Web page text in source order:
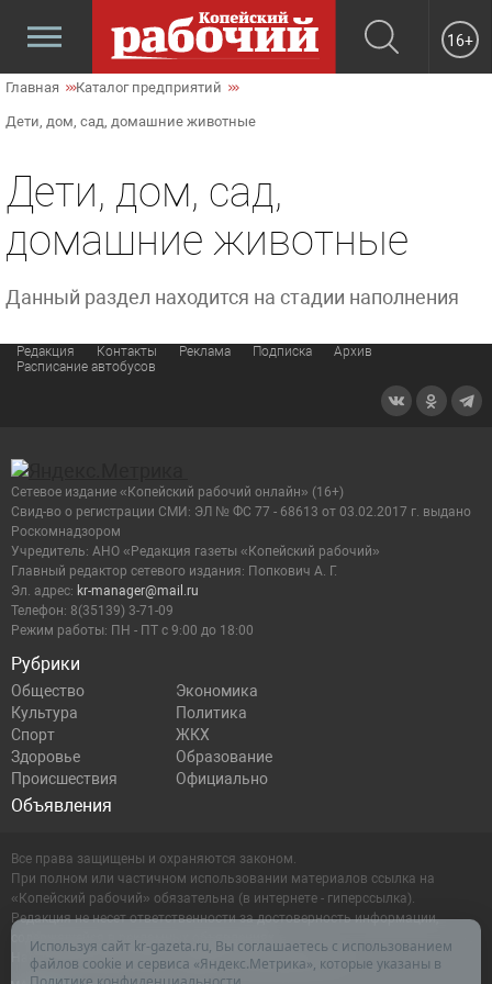
16+
Главная Каталог предприятий
Дети, дом, сад, домашние животные
Дети, дом, сад,
домашние животные
Данный раздел находится на стадии наполнения
Редакция Контакты Реклама Подписка
Архив
Расписание автобусов
Рубрики
Общество
Экономика
Культура
Политика
Спорт
ЖКХ
Здоровье
Образование
Происшествия
Официально
Объявления
Сетевое издание «Копейский рабочий онлайн» (16+)
Cвид-во о регистрации СМИ: ЭЛ № ФС 77 - 68613 от 03.02.2017 г. выдано
Роскомнадзором
Учредитель: АНО «Редакция газеты «Копейский рабочий»
Главный редактор сетевого издания: Попкович А. Г.
Эл. адрес: kr-manager@mail.ru
Телефон: 8(35139) 3-71-09
Режим работы: ПН - ПТ с 9:00 до 18:00
Все права защищены и охраняются законом.
При полном или частичном использовании материалов ссылка на
«Копейский рабочий» обязательна (в интернете - гиперссылка).
Редакция не несет ответственности за достоверность информации,
содержащейся в рекламных объявлениях.
Настоящий ресурс может содержать материалы 16+
Используя сайт kr-gazeta.ru, Вы соглашаетесь с использованием
файлов cookie и сервиса «Яндекс.Метрика», которые указаны в